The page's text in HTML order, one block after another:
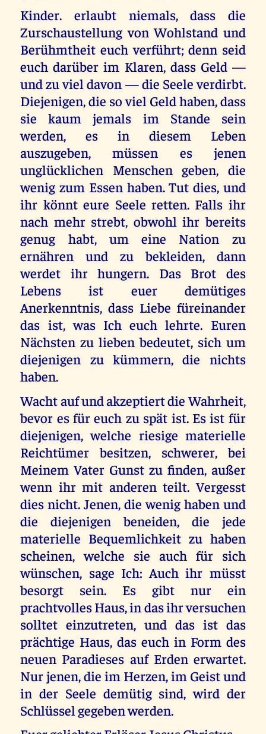
Kinder. erlaubt niemals, dass die
Zurschaustellung von Wohlstand und
Berühmtheit euch verführt; denn seid
euch darüber im Klaren, dass Geld —
und zu viel davon — die Seele verdirbt.
Diejenigen, die so viel Geld haben, dass
sie kaum jemals im Stande sein
werden, es in diesem Leben
auszugeben, müssen es jenen
unglücklichen Menschen geben, die
wenig zum Essen haben. Tut dies, und
ihr könnt eure Seele retten. Falls ihr
nach mehr strebt, obwohl ihr bereits
genug habt, um eine Nation zu
ernähren und zu bekleiden, dann
werdet ihr hungern. Das Brot des
Lebens ist euer demütiges
Anerkenntnis, dass Liebe füreinander
das ist, was Ich euch lehrte. Euren
Nächsten zu lieben bedeutet, sich um
diejenigen zu kümmern, die nichts
haben.
Wacht auf und akzeptiert die Wahrheit,
bevor es für euch zu spät ist. Es ist für
diejenigen, welche riesige materielle
Reichtümer besitzen, schwerer, bei
Meinem Vater Gunst zu finden, außer
wenn ihr mit anderen teilt. Vergesst
dies nicht. Jenen, die wenig haben und
die diejenigen beneiden, die jede
materielle Bequemlichkeit zu haben
scheinen, welche sie auch für sich
wünschen, sage Ich: Auch ihr müsst
besorgt sein. Es gibt nur ein
prachtvolles Haus, in das ihr versuchen
solltet einzutreten, und das ist das
prächtige Haus, das euch in Form des
neuen Paradieses auf Erden erwartet.
Nur jenen, die im Herzen, im Geist und
in der Seele demütig sind, wird der
Schlüssel gegeben werden.